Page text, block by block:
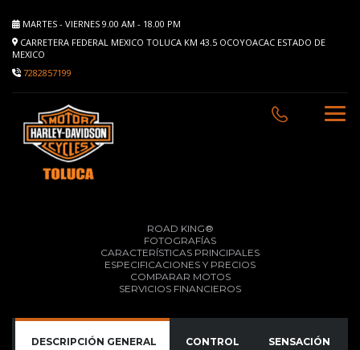
MARTES - VIERNES 9.00 AM - 18.00 PM
CARRETERA FEDERAL MEXICO TOLUCA KM 43.5 OCOYOACAC ESTADO DE
MEXICO
7282857199
ROAD KING®
FOTOGRAFÍAS
CARACTERÍSTICAS PRINCIPALES
ESPECIFICACIONES Y PRECIOS
COMPARAR MOTOS
SERVICIOS FINANCIEROS
DESCRIPCIÓN GENERAL CONTROL SENSACIÓN